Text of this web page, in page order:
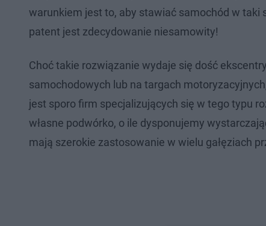
warunkiem jest to, aby stawiać samochód w taki
patent jest zdecydowanie niesamowity!
Choć takie rozwiązanie wydaje się dość
samochodowych lub na targach
jest sporo firm specjalizujących się w tego typu
własne podwórko, o ile dysponujemy
mają szerokie zastosowanie w wielu gałęziach